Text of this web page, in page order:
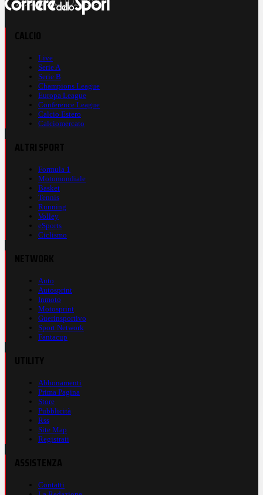
Live
Serie A
Serie B
Champions League
Europa League
Conference League
Calcio Estero
Calciomercato
Formula 1
Motomondiale
Basket
Tennis
Running
Volley
eSports
Ciclismo
Auto
Autosprint
Inmoto
Motosprint
Guerinsportivo
Sport Network
Fantacup
Abbonamenti
Prima Pagina
Store
Pubblicità
Rss
Site Map
Registrati
Contatti